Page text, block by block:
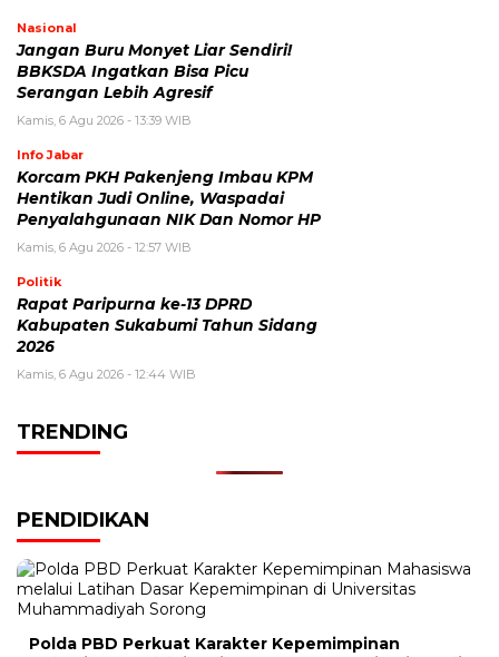
Nasional
Jangan Buru Monyet Liar Sendiri!
BBKSDA Ingatkan Bisa Picu
Serangan Lebih Agresif
Kamis, 6 Agu 2026 - 13:39 WIB
Info Jabar
Korcam PKH Pakenjeng Imbau KPM
Hentikan Judi Online, Waspadai
Penyalahgunaan NIK Dan Nomor HP
Kamis, 6 Agu 2026 - 12:57 WIB
Politik
Rapat Paripurna ke-13 DPRD
Kabupaten Sukabumi Tahun Sidang
2026
Kamis, 6 Agu 2026 - 12:44 WIB
TRENDING
PENDIDIKAN
Polda PBD Perkuat Karakter Kepemimpinan